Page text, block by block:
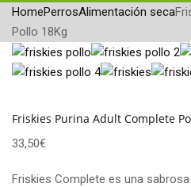
HomePerrosAlimentación seca
Pollo 18Kg
Friskies Purina Adult Complete
33,50€
Friskies Complete es una